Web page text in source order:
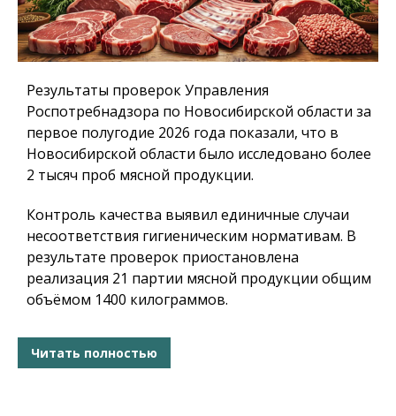
Результаты проверок Управления
Роспотребнадзора по Новосибирской области за
первое полугодие 2026 года показали, что в
Новосибирской области было исследовано более
2 тысяч проб мясной продукции.
Контроль качества выявил единичные случаи
несоответствия гигиеническим нормативам. В
результате проверок приостановлена
реализация 21 партии мясной продукции общим
объёмом 1400 килограммов.
Читать полностью